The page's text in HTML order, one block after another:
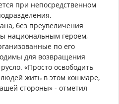
при непосредственном
без преувеличения
национальным героем,
по его
для возвращения
«Просто освободить
жить в этом кошмаре,
стороны» - отметил